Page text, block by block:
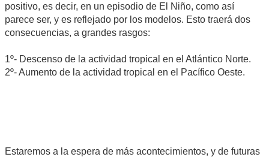
positivo, es decir, en un episodio de El Niño, como así
parece ser, y es reflejado por los modelos. Esto traerá dos
consecuencias, a grandes rasgos:
1º- Descenso de la actividad tropical en el Atlántico Norte.
2º- Aumento de la actividad tropical en el Pacífico Oeste.
Estaremos a la espera de más acontecimientos, y de futuras